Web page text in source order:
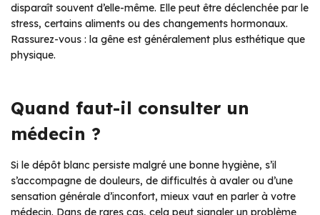
disparaît souvent d’elle-même. Elle peut être déclenchée par le
stress, certains aliments ou des changements hormonaux.
Rassurez-vous : la gêne est généralement plus esthétique que
physique.
Quand faut-il consulter un
médecin ?
Si le dépôt blanc persiste malgré une bonne hygiène, s’il
s’accompagne de douleurs, de difficultés à avaler ou d’une
sensation générale d’inconfort, mieux vaut en parler à votre
médecin. Dans de rares cas, cela peut signaler un problème